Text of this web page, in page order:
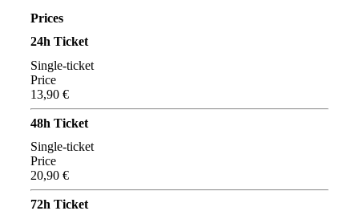
Prices
24h Ticket
Single-ticket
Price
13,90 €
48h Ticket
Single-ticket
Price
20,90 €
72h Ticket